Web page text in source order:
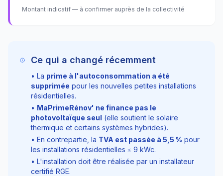
Montant indicatif — à confirmer auprès de la collectivité
Ce qui a changé récemment
• La prime à l'autoconsommation a été
supprimée pour les nouvelles petites installations
résidentielles.
• MaPrimeRénov' ne finance pas le
photovoltaïque seul (elle soutient le solaire
thermique et certains systèmes hybrides).
• En contrepartie, la TVA est passée à 5,5 % pour
les installations résidentielles ≤ 9 kWc.
• L'installation doit être réalisée par un installateur
certifié RGE.